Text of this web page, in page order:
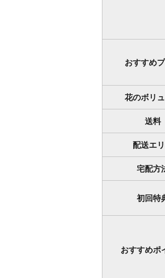
おすすめ
花のボリ
送料
配送エ
宅配方
初回特
おすすめポ